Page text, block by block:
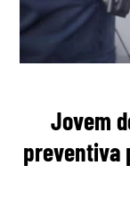
Jovem
preventiva